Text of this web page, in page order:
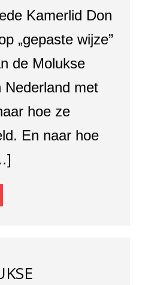
Kamerlid Don
„gepaste wijze”
de Molukse
Nederland met
hoe ze
En naar hoe